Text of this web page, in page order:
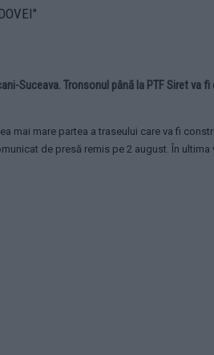
Suceava. Tronsonul până la PTF Siret va fi
mai mare partea a traseului care va fi
de presă remis pe 2 august. În ultima